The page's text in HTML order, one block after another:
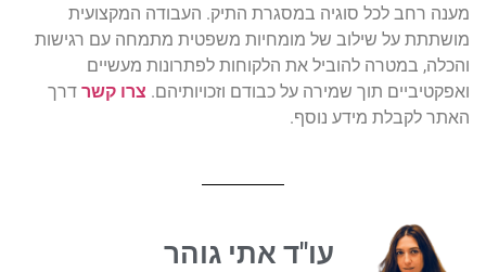
מענה רחב לכל סוגיה במסגרת התיק. העבודה המקצועית
מושתתת על שילוב של מומחיות משפטית מתמחה עם רגישות
והכלה, במטרה להוביל את הלקוחות לפתרונות מעשיים
ואפקטיביים תוך שמירה על כבודם וזכויותיהם. צרו קשר דרך
האתר לקבלת מידע נוסף.
עו"ד אתי גוהר